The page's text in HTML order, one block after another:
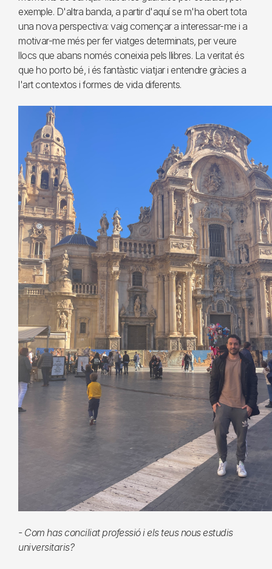
exemple. D'altra banda, a partir d'aquí se m'ha obert tota
una nova perspectiva: vaig començar a interessar-me i a
motivar-me més per fer viatges determinats, per veure
llocs que abans només coneixia pels llibres. La veritat és
que ho porto bé, i és fantàstic viatjar i entendre gràcies a
l'art contextos i formes de vida diferents.
- Com has conciliat professió i els teus nous estudis
universitaris?